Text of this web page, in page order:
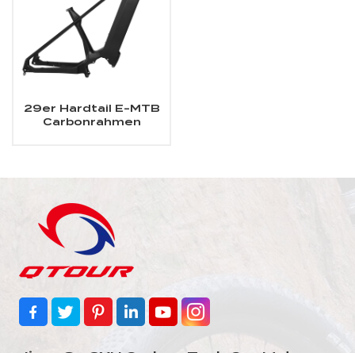
29er Hardtail E-MTB
Carbonrahmen